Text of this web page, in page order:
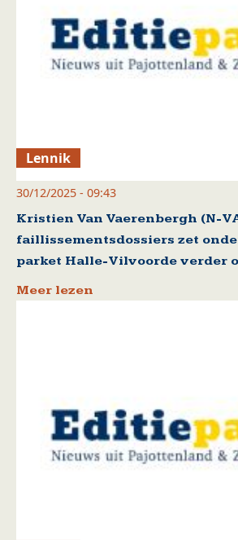
Lennik
30/12/2025 - 09:43
Kristien Van Vaerenbergh (N-
faillissementsdossiers zet
parket Halle-Vilvoorde verder
Meer lezen